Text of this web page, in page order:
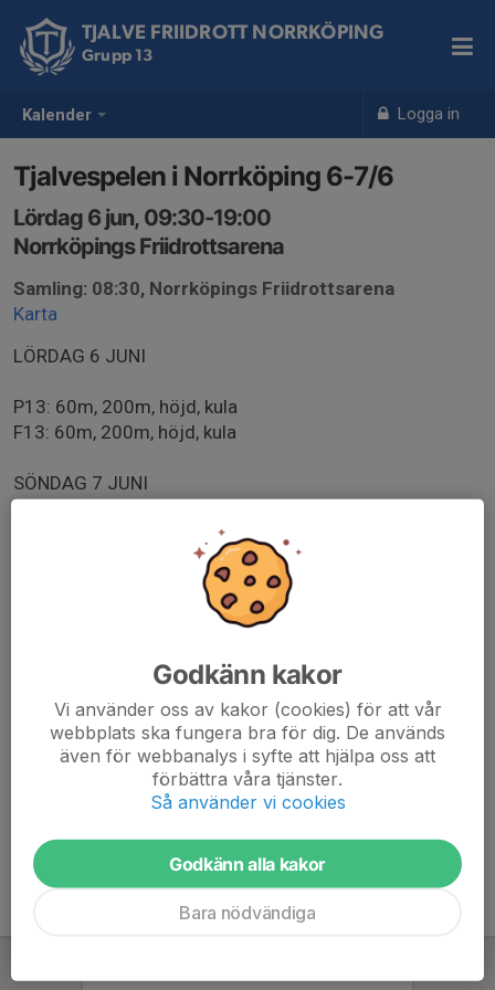
Kalender Logga in
TJALVE FRIIDROTT NORRKÖPING
Grupp 13
Tjalvespelen i Norrköping 6-7/6
Lördag 6 jun, 09:30-19:00
Norrköpings Friidrottsarena
Samling: 08:30, Norrköpings Friidrottsarena
Karta
LÖRDAG 6 JUNI
P13: 60m, 200m, höjd, kula
F13: 60m, 200m, höjd, kula
SÖNDAG 7 JUNI
P13: 60mh, 600m, längd, stav, spjut
F13: 60mh, 600m, längd, stav, spjut
https://www.tjalvefriidrott.se/tjalvefriidrott-
tjalvespelen/sida/96398/inbjudan-2026
www.tjalvefriidrott.se/tjalvefriidrott-
tjalvespelen/sida/96398/inbjudan-2026
Godkänn kakor
Vi använder oss av kakor (cookies) för att vår
webbplats ska fungera bra för dig. De används
även för webbanalys i syfte att hjälpa oss att
förbättra våra tjänster.
Så använder vi cookies
Godkänn alla kakor
Bara nödvändiga